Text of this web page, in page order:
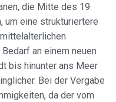
die Mitte des 19.
um eine strukturiertere
an einem neuen
bis hinunter ans Meer
Bei der Vergabe
da der vom